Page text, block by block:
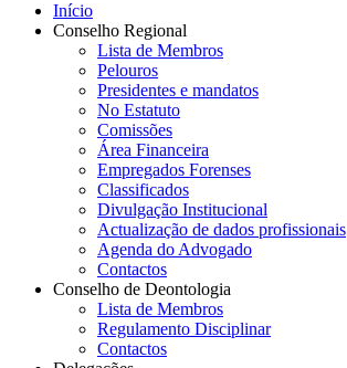
Início
Conselho Regional
Lista de Membros
Pelouros
Presidentes e mandatos
No Estatuto
Comissões
Área Financeira
Empregados Forenses
Classificados
Divulgação Institucional
Actualização de dados profissionais
Agenda do Advogado
Contactos
Conselho de Deontologia
Lista de Membros
Regulamento Disciplinar
Contactos